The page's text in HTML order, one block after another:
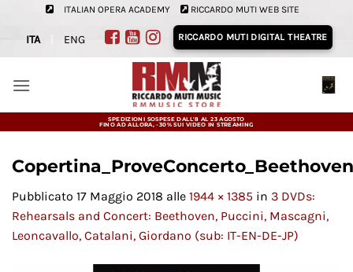
contenuti
ITALIAN OPERA ACADEMY RICCARDO MUTI WEB SITE
ITA ENG RICCARDO MUTI DIGITAL THEATRE
SPEDIZIONI SOSPESE DALL'8 AL 23 AGOSTO
FINO AD ALLORA, -30% SUI VIDEO IN STREAMING
Pubblicato 17 Maggio 2018 alle 1944 × 1385 in 3 DVDs:
Rehearsals and Concert: Beethoven, Puccini, Mascagni,
Leoncavallo, Catalani, Giordano (sub: IT-EN-DE-JP)